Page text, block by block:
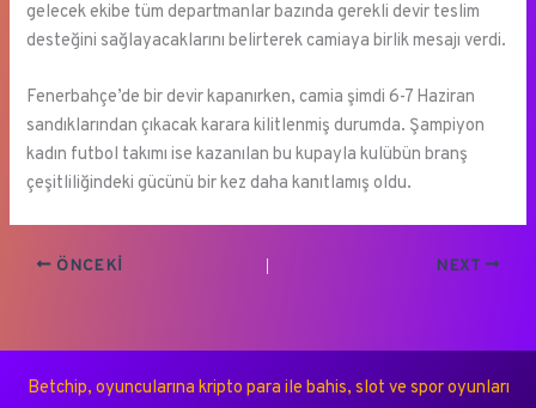
gelecek ekibe tüm departmanlar bazında gerekli devir teslim
desteğini sağlayacaklarını belirterek camiaya birlik mesajı verdi.
Fenerbahçe’de bir devir kapanırken, camia şimdi 6-7 Haziran
sandıklarından çıkacak karara kilitlenmiş durumda. Şampiyon
kadın futbol takımı ise kazanılan bu kupayla kulübün branş
çeşitliliğindeki gücünü bir kez daha kanıtlamış oldu.
ÖNCEKI NEXT
Betchip, oyuncularına kripto para ile bahis, slot ve spor oyunları